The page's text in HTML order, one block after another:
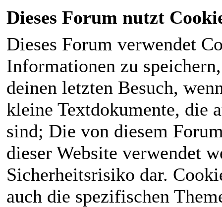
Dieses Forum nutzt
Dieses Forum verwendet
Informationen zu
deinen letzten Besuch,
kleine Textdokumente, die
sind; Die von diesem
dieser Website verwendet
Sicherheitsrisiko dar.
auch die spezifischen